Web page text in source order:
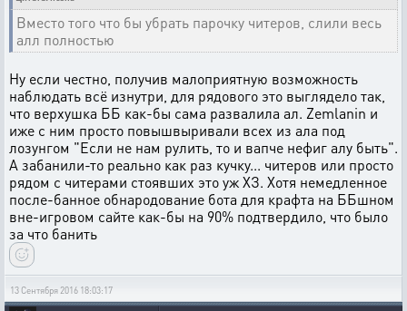
Вместо того что бы убрать парочку читеров, слили весь
алл полностью
Ну если честно, получив малоприятную возможность
наблюдать всё изнутри, для рядового это выглядело так,
что верхушка ББ как-бы сама развалила ал. Zemlanin и
иже с ним просто повышвыривали всех из ала под
лозунгом "Если не нам рулить, то и вапче нефиг алу быть".
А забанили-то реально как раз кучку... читеров или просто
рядом с читерами стоявших это уж ХЗ. Хотя немедленное
после-банное обнародование бота для крафта на ББшном
вне-игровом сайте как-бы на 90% подтвердило, что было
за что банить
13 Сентября 2016 18:03:17